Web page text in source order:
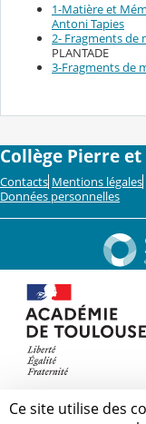
1-Matière et
Antoni Tapies
2- Fragments de
PLANTADE
3-Fragments de
Collège Pierre
Contacts Mentions légales
Données personnelles
Ce site utilise des